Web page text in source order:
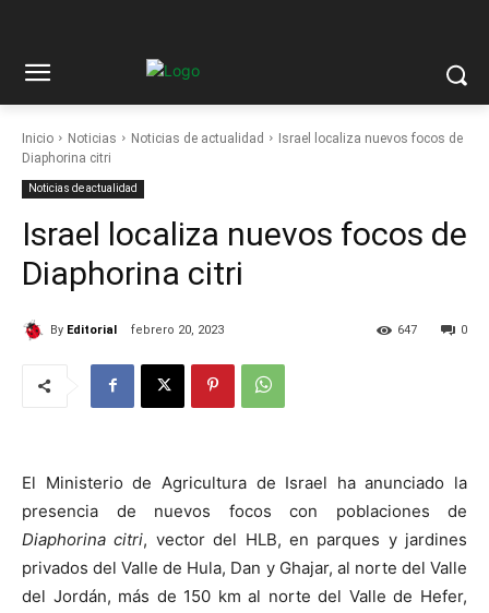
Inicio Noticias Noticias de actualidad
Israel localiza nuevos focos de
Diaphorina citri
Noticias de actualidad
Israel localiza nuevos focos de
Diaphorina citri
By Editorial febrero 20, 2023 0
647
El Ministerio de Agricultura de Israel ha anunciado la
presencia de nuevos focos con poblaciones de
Diaphorina citri, vector del HLB, en parques y jardines
privados del Valle de Hula, Dan y Ghajar, al norte del Valle
del Jordán, más de 150 km al norte del Valle de Hefer,